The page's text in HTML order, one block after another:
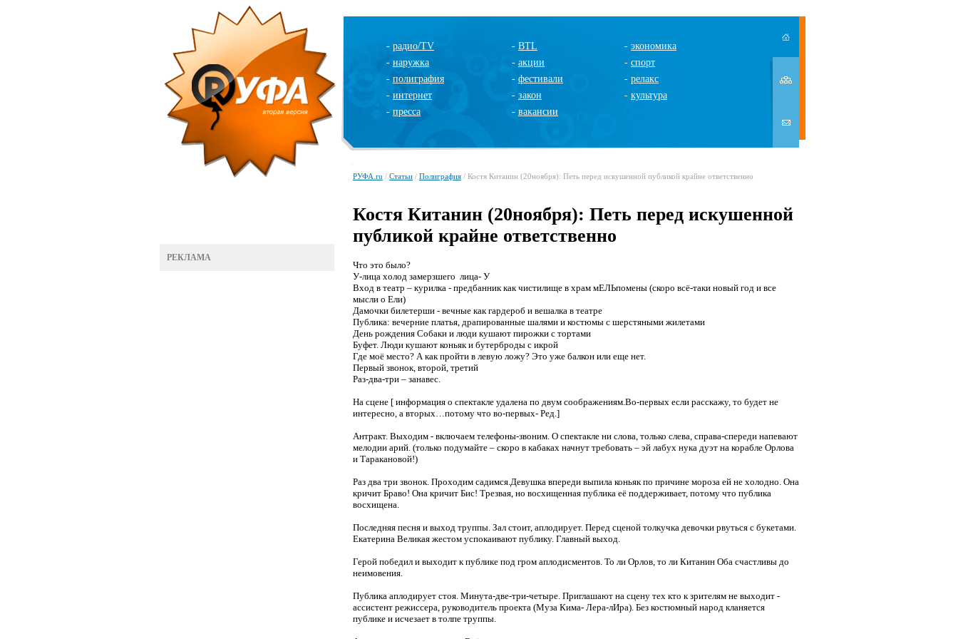
- радио/TV
- наружка
- полиграфия
- интернет
- пресса
- BTL
- акции
- фестивали
- закон
- вакансии
- экономика
- спорт
- релакс
- культура
РЕКЛАМА
РУФА.ru / Статьи / Полиграфия / Костя Китанин (20ноября): Петь перед искушенной публикой крайне ответственно
Костя Китанин (20ноября): Петь перед искушенной
публикой крайне ответственно
Что это было?
У-лица холод замерзшего лица- У
Вход в театр – курилка - предбанник как чистилище в храм мЕЛЬпомены (скоро всё-таки новый год и все
мысли о Ели)
Дамочки билетерши - вечные как гардероб и вешалка в театре
Публика: вечерние платья, драпированные шалями и костюмы с шерстяными жилетами
День рождения Собаки и люди кушают пирожки с тортами
Буфет. Люди кушают коньяк и бутерброды с икрой
Где моё место? А как пройти в левую ложу? Это уже балкон или еще нет.
Первый звонок, второй, третий
Раз-два-три – занавес.
На сцене [ информация о спектакле удалена по двум соображениям.Во-первых если расскажу, то будет не
интересно, а вторых…потому что во-первых- Ред.]
Антракт. Выходим - включаем телефоны-звоним. О спектакле ни слова, только слева, справа-спереди напевают
мелодии арий. (только подумайте – скоро в кабаках начнут требовать – эй лабух нука дуэт на корабле Орлова
и Таракановой!)
Раз два три звонок. Проходим садимся.Девушка впереди выпила коньяк по причине мороза ей не холодно. Она
кричит Браво! Она кричит Бис! Трезвая, но восхищенная публика её поддерживает, потому что публика
восхищена.
Последняя песня и выход труппы. Зал стоит, аплодирует. Перед сценой толкучка девочки рвуться с букетами.
Екатерина Великая жестом успокаивают публику. Главный выход.
Герой победил и выходит к публике под гром аплодисментов. То ли Орлов, то ли Китанин Оба счастливы до
неимовения.
Публика аплодирует стоя. Минута-две-три-четыре. Приглашают на сцену тех кто к зрителям не выходит -
ассистент режиссера, руководитель проекта (Муза Кима- Лера-лИра). Без костюмный народ кланяется
публике и исчезает в толпе труппы.